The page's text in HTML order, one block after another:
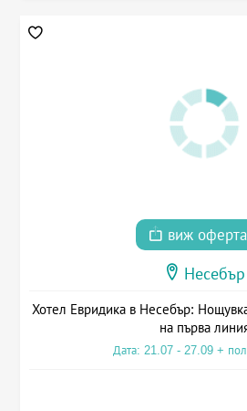
виж
Несебър
Хотел Евридика в Несебър:
на първа
Дата: 21.07 - 27.09 +